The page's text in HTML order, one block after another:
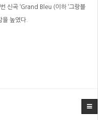
신곡 ‘Grand Bleu (이하 ‘그랑블
을 높였다.